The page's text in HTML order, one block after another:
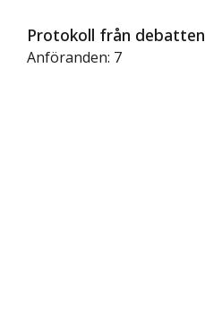
Protokoll från debatten
Anföranden: 7